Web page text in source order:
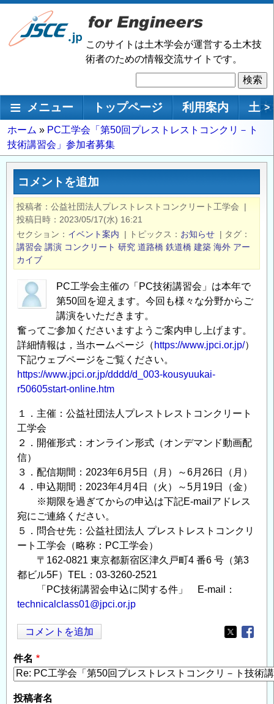
メ
ン
移
動
このサイトは土木学会が運営する土木技
術者のための情報交流サイトです。
索
メインナビゲーション
メニュー トップページ 利用案内 土 >
パ
ン
く
ホーム
PC工学会「第50回プレストレストコンクリ－ト
技術講習会」参加者募集
コメントを追加
投稿者 公益社団法人プレストレストコンクリート工学会
|
投稿日時
2023/05/17(水) 16:21
セクション
イベント案内 | トピックス お知らせ | タグ
講習会 講演 コンクリート 研究 道路橋 鉄道橋 建築 海外 アー
カイブ
PC工学会主催の「PC技術講習会」は本年で
第50回を迎えます。今回も様々な分野からご
講演をいただきます。
奮ってご参加くださいますようご案内申し上げます。
詳細情報は，当ホームページ（ https://www.jpci.or.jp/）
下記ウェブページをご覧ください。
https://www.jpci.or.jp/dddd/d_003-kousyuukai-
r50605start-online.htm
１．主催：公益社団法人プレストレストコンクリート
工学会
２．開催形式：オンライン形式（オンデマンド動画配
信）
３．配信期間：2023年6月5日（月）～6月26日（月）
４．申込期間：2023年4月4日（火）～5月19日（金）
※期限を過ぎてからの申込は下記E-mailアドレス
宛にご連絡ください。
５．問合せ先：公益社団法人 プレストレストコンクリ
ート工学会（略称：PC工学会）
〒162-0821 東京都新宿区津久戸町4 番6 号（第3
都ビル5F）TEL：03-3260-2521
「PC技術講習会申込に関する件」 E-mail：
technicalclass01@jpci.or.jp
コメントを追加
Opens in
件名
投稿者名